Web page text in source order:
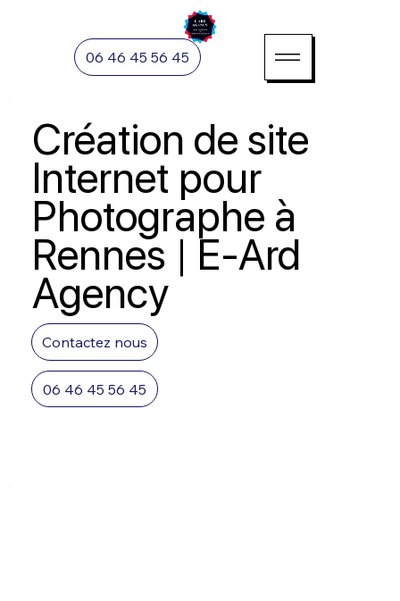
06 46 45 56 45
Création de site
Internet pour
Photographe à
Rennes | E-Ard
Agency
Contactez nous
06 46 45 56 45